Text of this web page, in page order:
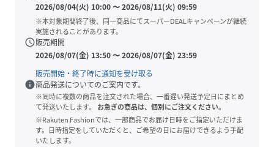
2026/08/04(火) 10:00〜2026/08/11(火) 09:59
※本対象期間終了後、同一商品にてスーパーDEALキャンペーンが継続
実施されることがあります。
schedule販売期間
2026/08/07(金) 13:50〜2026/08/07(金) 23:59
販売開始・終了時に通知を受け取る
info商品発送についてのご案内です。
※同時に複数の商品を注文された場合、一番遅い発送予定日にまとめ
て発送いたします。
お急ぎの商品は、個別にご注文ください。
※Rakuten Fashionでは、一部商品でお届け日時をご指定いただけま
す。日時指定をしていただくと、ご希望の日にお届けできるよう手配
いたします。